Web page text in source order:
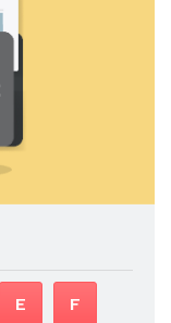
E F